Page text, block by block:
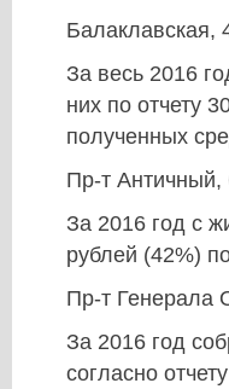
Балаклавская,
За весь 2016
них по отчету
полученных
Пр-т
За 2016 год с
рублей (42%)
Пр-т Генерала
За 2016 год
согласно